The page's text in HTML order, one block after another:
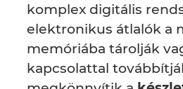
komplex digitális
elektronikus átlalók a
memóriába tárolják
kapcsolattal